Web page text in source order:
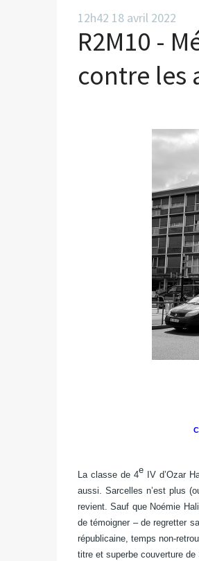
12h42 18 avril 2022
R2M10 -
contre les
La classe de 4e IV d’Ozar
aussi. Sarcelles n’est plus
revient. Sauf que Noémie
de témoigner – de regretter
républicaine, temps non-
titre et superbe couverture